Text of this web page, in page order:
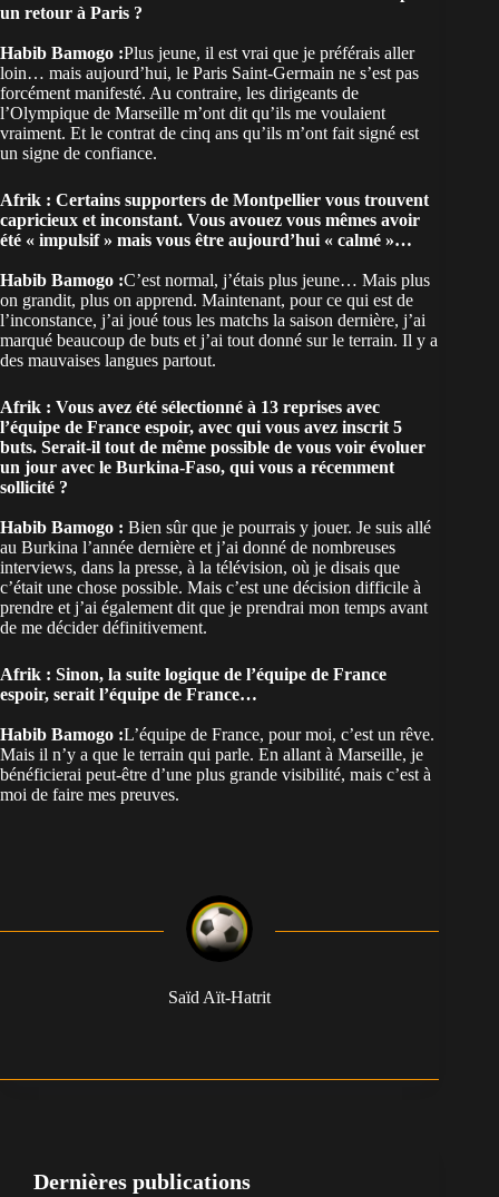
un retour à Paris ?
Habib Bamogo :Plus jeune, il est vrai que je préférais aller
loin… mais aujourd’hui, le Paris Saint-Germain ne s’est pas
forcément manifesté. Au contraire, les dirigeants de
l’Olympique de Marseille m’ont dit qu’ils me voulaient
vraiment. Et le contrat de cinq ans qu’ils m’ont fait signé est
un signe de confiance.
Afrik : Certains supporters de Montpellier vous trouvent
capricieux et inconstant. Vous avouez vous mêmes avoir
été « impulsif » mais vous être aujourd’hui « calmé »…
Habib Bamogo :C’est normal, j’étais plus jeune… Mais plus
on grandit, plus on apprend. Maintenant, pour ce qui est de
l’inconstance, j’ai joué tous les matchs la saison dernière, j’ai
marqué beaucoup de buts et j’ai tout donné sur le terrain. Il y a
des mauvaises langues partout.
Afrik : Vous avez été sélectionné à 13 reprises avec
l’équipe de France espoir, avec qui vous avez inscrit 5
buts. Serait-il tout de même possible de vous voir évoluer
un jour avec le Burkina-Faso, qui vous a récemment
sollicité ?
Habib Bamogo : Bien sûr que je pourrais y jouer. Je suis allé
au Burkina l’année dernière et j’ai donné de nombreuses
interviews, dans la presse, à la télévision, où je disais que
c’était une chose possible. Mais c’est une décision difficile à
prendre et j’ai également dit que je prendrai mon temps avant
de me décider définitivement.
Afrik : Sinon, la suite logique de l’équipe de France
espoir, serait l’équipe de France…
Habib Bamogo :L’équipe de France, pour moi, c’est un rêve.
Mais il n’y a que le terrain qui parle. En allant à Marseille, je
bénéficierai peut-être d’une plus grande visibilité, mais c’est à
moi de faire mes preuves.
Saïd Aït-Hatrit
Dernières publications